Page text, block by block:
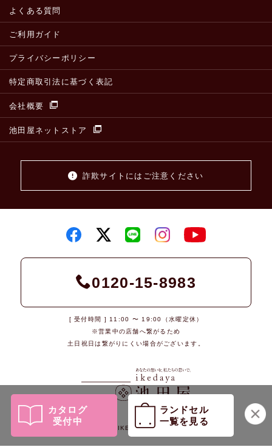
カタログ
受付中
ランドセル
一覧を見る
よくある質問
ご利用ガイド
プライバシーポリシー
特定商取引法に基づく表記
会社概要
池田屋ネットストア
詐欺サイトにはご注意ください
0120-15-8983
[ 受付時間 ] 11:00 〜 19:00（水曜定休）
※営業中の店舗へ繋がるため
土日祝日は繋がりにくい場合がございます。
© 2026 IKEDAYA Co., Ltd.